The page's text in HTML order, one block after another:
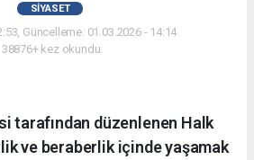
SIYASET
Güncelleme: 01.03.2026 - 14:14
38876+ kez okundu.
tarafından düzenlenen Halk
ve beraberlik içinde yaşamak